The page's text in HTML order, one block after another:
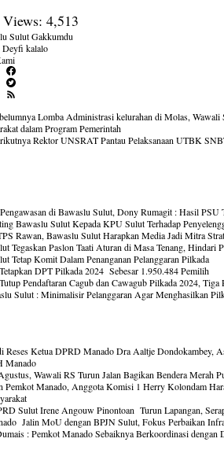
Views: 4,513
Sulut Gakkumdu
Deyfi kalalo
Lomba Administrasi kelurahan di Molas, Wawali
dalam Program Pemerintah
Rektor UNSRAT Pantau Pelaksanaan UTBK
di Bawaslu Sulut, Dony Rumagit : Hasil
Bawaslu Sulut Kepada KPU Sulut Terhadap
Rawan, Bawaslu Sulut Harapkan Media Jadi Mitra
Tegaskan Paslon Taati Aturan di Masa Tenang, Hindari
Tetap Komit Dalam Penanganan Pelanggaran Pilkada
DPT Pilkada 2024 Sebesar 1.950.484 Pemilih
Pendaftaran Cagub dan Cawagub Pilkada 2024, Tiga
Sulut : Minimalisir Pelanggaran Agar Menghasilkan
Reses Ketua DPRD Manado Dra Aaltje Dondokambey,
Manado
Wawali RS Turun Jalan Bagikan Bendera Merah
Pemkot Manado, Anggota Komisi 1 Herry Kolondam
Sulut Irene Angouw Pinontoan Turun Lapangan,
Jalin MoU dengan BPJN Sulut, Fokus Perbaikan
: Pemkot Manado Sebaiknya Berkoordinasi